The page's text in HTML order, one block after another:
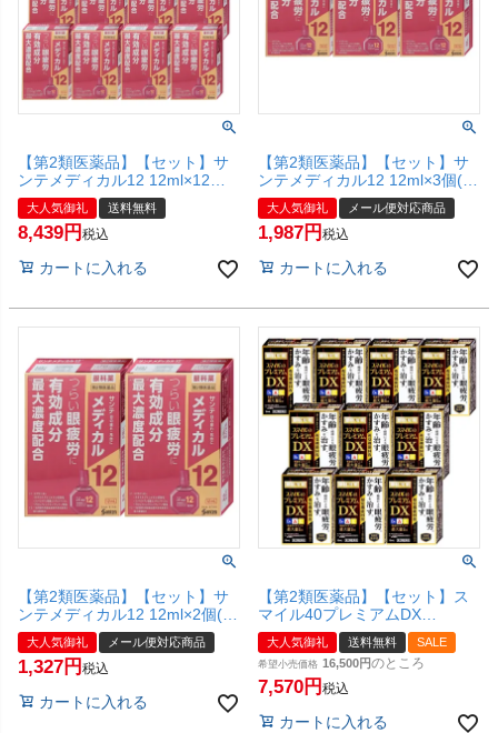
【第2類医薬品】【セット】サ
ンテメディカル12 12ml×12個
(セルフメディケーション税制
対象)【参天製薬株式会社】
【宅配便送料無料】
大人気御礼 送料無料
8,439 税込
カートに入れる
【第2類医薬品】【セット】サ
ンテメディカル12 12ml×3個(セ
ルフメディケーション税制対
象)【参天製薬株式会社】【メ
ール便対応商品】【SBT】
大人気御礼 メール便対応商品
1,987 税込
カートに入れる
【第2類医薬品】【セット】サ
ンテメディカル12 12ml×2個(セ
ルフメディケーション税制対
象)【参天製薬株式会社】【メ
ール便対応商品】【SBT】
大人気御礼 メール便対応商品
1,327 税込
カートに入れる
【第2類医薬品】【セット】ス
マイル40プレミアムDX
15ml×10個【ライオン株式会
社】【宅配便送料無料】
大人気御礼 送料無料 SALE
希望小売価格 16,500 のところ
7,570 税込
カートに入れる